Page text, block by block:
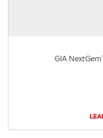
GIA